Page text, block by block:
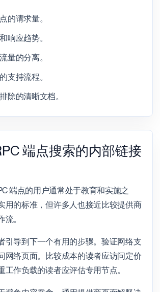
的请求量。
响应趋势。
量的分离。
支持流程。
除的清晰文档。
端点搜索的内部链接
端点的用户通常处于教育和实施之
用的标准，但许多人也接近比较提供商
。
引导到下一个有用的步骤。验证网络支
网络页面。比较成本的读者应访问定价
工作负载的读者应评估专用节点。